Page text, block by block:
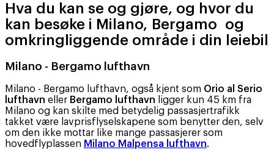
Hva du kan se og gjøre, og hvor du
kan besøke i Milano, Bergamo og
omkringliggende område i din leiebil
Milano - Bergamo lufthavn
Milano - Bergamo lufthavn, også kjent som Orio al Serio
lufthavn eller Bergamo lufthavn ligger kun 45 km fra
Milano og kan skilte med betydelig passasjertrafikk
takket være lavprisflyselskapene som benytter den, selv
om den ikke mottar like mange passasjerer som
hovedflyplassen Milano Malpensa lufthavn.